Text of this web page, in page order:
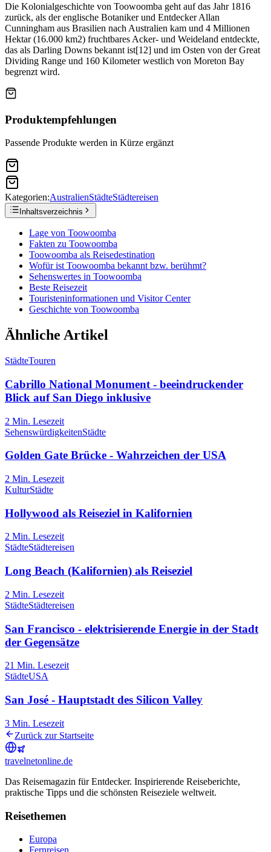
Die Kolonialgeschichte von Toowoomba geht auf das Jahr 1816
zurück, als der englische Botaniker und Entdecker Allan
Cunningham aus Brasilien nach Australien kam und 4 Millionen
Hektar (16.000 km2) fruchtbares Acker- und Weideland entdeckte,
das als Darling Downs bekannt ist[12] und im Osten von der Great
Dividing Range und 160 Kilometer westlich von Moreton Bay
begrenzt wird.
Produktempfehlungen
Passende Produkte werden in Kürze ergänzt
Kategorien:AustralienStädteStädtereisen
Inhaltsverzeichnis
Lage von Toowoomba
Fakten zu Toowoomba
Toowoomba als Reisedestination
Wofür ist Toowoomba bekannt bzw. berühmt?
Sehenswertes in Toowoomba
Beste Reisezeit
Touristeninformationen und Visitor Center
Geschichte von Toowoomba
Ähnliche Artikel
StädteTouren
Cabrillo National Monument - beeindruckender
Blick auf San Diego inklusive
2 Min. Lesezeit
SehenswürdigkeitenStädte
Golden Gate Brücke - Wahrzeichen der USA
2 Min. Lesezeit
KulturStädte
Hollywood als Reiseziel in Kalifornien
2 Min. Lesezeit
StädteStädtereisen
Long Beach (Kalifornien) als Reiseziel
2 Min. Lesezeit
StädteStädtereisen
San Francisco - elektrisierende Energie in der Stadt
der Gegensätze
21 Min. Lesezeit
StädteUSA
San José - Hauptstadt des Silicon Valley
3 Min. Lesezeit
Zurück zur Startseite
travelnetonline.de
Das Reisemagazin für Entdecker. Inspirierende Reiseberichte,
praktische Tipps und die schönsten Reiseziele weltweit.
Reisethemen
Europa